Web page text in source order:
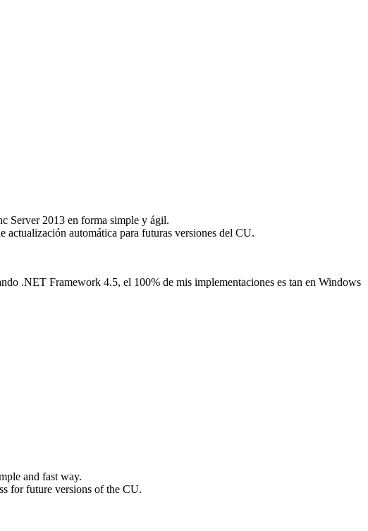
Server 2013 en forma simple y ágil.
automática para futuras versiones del CU.
.NET Framework 4.5, el 100% de mis implementaciones es tan en Windows
and fast way.
for future versions of the CU.